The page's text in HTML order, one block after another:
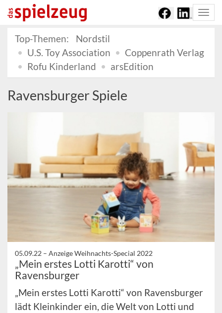
Top-Themen:
Nordstil
U.S. Toy Association
Coppenrath Verlag
Rofu Kinderland
arsEdition
Ravensburger Spiele
05.09.22 – Anzeige Weihnachts-Special 2022
„Mein erstes Lotti Karotti“ von
Ravensburger
„Mein erstes Lotti Karotti“ von Ravensburger
lädt Kleinkinder ein, die Welt von Lotti und